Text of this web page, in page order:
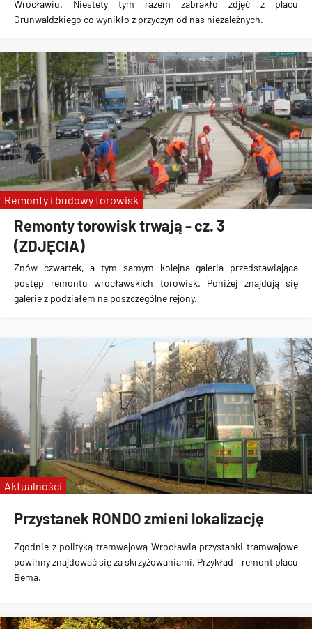
Wrocławiu. Niestety tym razem zabrakło zdjęć z placu
Grunwaldzkiego co wynikło z przyczyn od nas niezależnych.
Remonty torowisk trwają - cz. 3
(ZDJĘCIA)
Znów czwartek, a tym samym kolejna galeria przedstawiająca
postęp remontu wrocławskich torowisk. Poniżej znajdują się
galerie z podziałem na poszczególne rejony.
Remonty i budowy torowisk
Przystanek RONDO zmieni lokalizację
Zgodnie z polityką tramwajową Wrocławia przystanki tramwajowe
powinny znajdować się za skrzyżowaniami. Przykład – remont placu
Bema.
Aktualności